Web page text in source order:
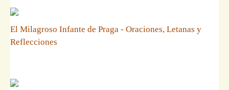
El Milagroso Infante de Praga - Oraciones, Letanas y
Reflecciones